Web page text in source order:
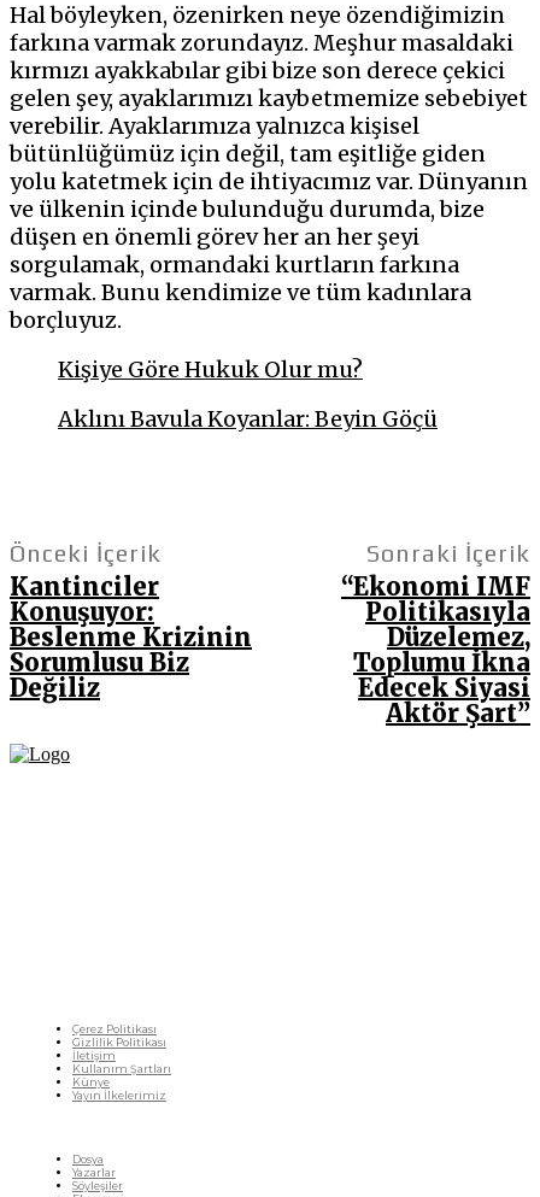
Hal böyleyken, özenirken neye özendiğimizin
farkına varmak zorundayız. Meşhur masaldaki
kırmızı ayakkabılar gibi bize son derece çekici
gelen şey, ayaklarımızı kaybetmemize sebebiyet
verebilir. Ayaklarımıza yalnızca kişisel
bütünlüğümüz için değil, tam eşitliğe giden
yolu katetmek için de ihtiyacımız var. Dünyanın
ve ülkenin içinde bulunduğu durumda, bize
düşen en önemli görev her an her şeyi
sorgulamak, ormandaki kurtların farkına
varmak. Bunu kendimize ve tüm kadınlara
borçluyuz.
Kişiye Göre Hukuk Olur mu?
Aklını Bavula Koyanlar: Beyin Göçü
Önceki İçerik
Kantinciler
Konuşuyor:
Beslenme Krizinin
Sorumlusu Biz
Değiliz
Sonraki İçerik
“Ekonomi IMF
Politikasıyla
Düzelemez,
Toplumu İkna
Edecek Siyasi
Aktör Şart”
Çerez Politikası
Gizlilik Politikası
İletişim
Kullanım Şartları
Künye
Yayın İlkelerimiz
Dosya
Yazarlar
Söyleşiler